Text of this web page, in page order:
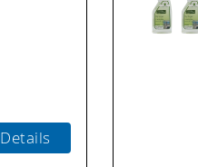
Details